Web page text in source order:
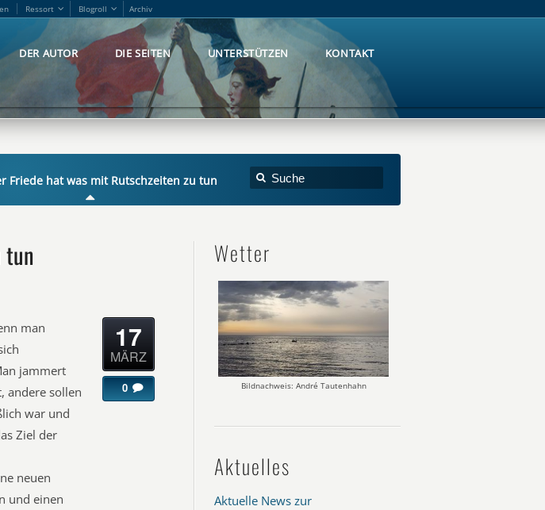
Ressort Blogroll Archiv
DER AUTOR DIE SEITEN UNTERSTÜTZEN KONTAKT
Friede hat was mit Rutschzeiten zu tun
tun
man
jammert
andere sollen
war und
Ziel der
neuen
und einen
17
MÄRZ
0
Wetter
Bildnachweis: André Tautenhahn
Aktuelles
Aktuelle News zur
Ressort Blogroll Archiv
DER AUTOR DIE SEITEN UNTERSTÜTZEN KONTAKT